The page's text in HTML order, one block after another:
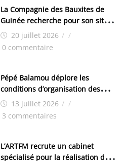
La Compagnie des Bauxites de
Guinée recherche pour son site
de Kamsar des techniciens
chimistes (H/F)
20 juillet 2026 / /
0 commentaire
Pépé Balamou déplore les
conditions d’organisation des
examens nationaux : « Si ce sont
les élections, on trouve tous les
13 juillet 2026 / /
3 commentaires
L’ARTFM recrute un cabinet
spécialisé pour la réalisation des